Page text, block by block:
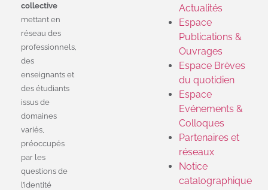
collective
mettant en
réseau des
professionnels,
des
enseignants et
des étudiants
issus de
domaines
variés,
préoccupés
par les
questions de
l’identité
Actualités
Espace
Publications &
Ouvrages
Espace Brèves
du quotidien
Espace
Evénements &
Colloques
Partenaires et
réseaux
Notice
catalographique